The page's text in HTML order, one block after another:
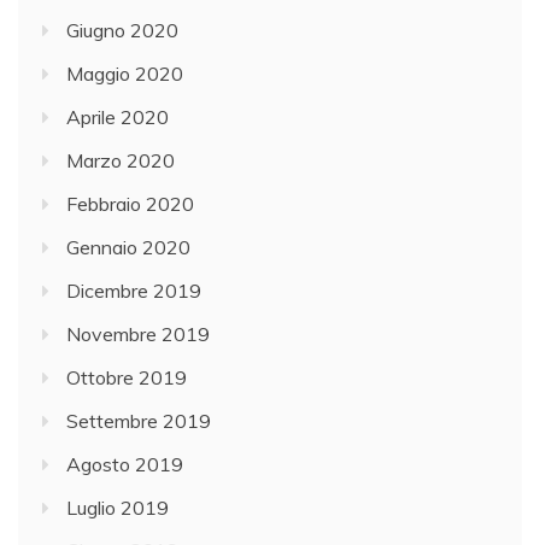
Giugno 2020
Maggio 2020
Aprile 2020
Marzo 2020
Febbraio 2020
Gennaio 2020
Dicembre 2019
Novembre 2019
Ottobre 2019
Settembre 2019
Agosto 2019
Luglio 2019